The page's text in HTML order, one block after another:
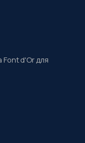
Font d'Or для